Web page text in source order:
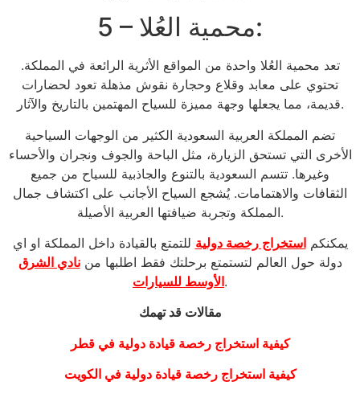
5 – محمية العُلا:
تعد محمية العُلا واحدة من المواقع الأثرية الرائعة في المملكة.
تحتوي على معابد وقلاع وحجارة نقوش مذهلة تعود لحضارات
قديمة، مما يجعلها وجهة مميزة للسياح المهتمين بالتاريخ والآثار.
تضم المملكة العربية السعودية الكثير من الوجهات السياحية
الأخرى التي تستحق الزيارة، مثل الباحة والجوف ونجران والأحساء
وغيرها. تتسم السعودية بالتنوع والجاذبية للسياح من جميع
الثقافات والاهتمامات. يُشجع السياح الأجانب على اكتشاف جمال
المملكة وتجربة ضيافتها العربية الأصيلة.
يمكنكماستخراج رخصة دولية للتمتع بالقيادة داخل المملكة او اي
دولة حول العالم لتستمتع برحلتك فقط اطلبها مننادي الشرق
الأوسط للسيارات.
مقالات قد تهمك
كيفية استخراج رخصة قيادة دولية في قطر
كيفية استخراج رخصة قيادة دولية في الكويت